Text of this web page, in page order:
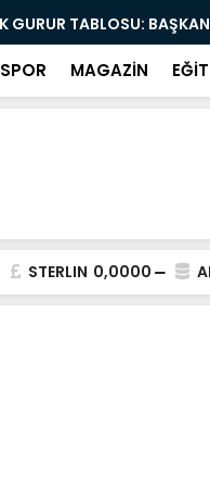
MÜJDE: ÇAY 5, KAHVE
SPOR MAGAZİN
STERLIN 0,0000